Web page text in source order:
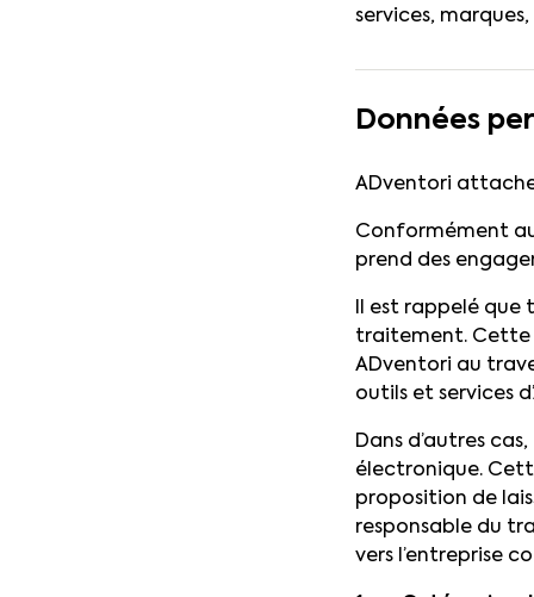
services,
Données
ADventori
Conformément
prend des
Il est rappelé que
traitement. Cette
ADventori au
outils et services
Dans d’autres
électronique.
proposition de
responsable du
vers l’entreprise